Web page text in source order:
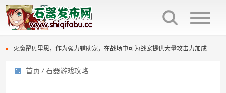
石器时代觉醒制作人来信：感谢全体石灰并肩同行
火魔翟贝里恩，作为强力辅助宠，在战场中可为战宠提供大量攻击力加成
《石器时代：觉醒》团队联合公安对非法私服进行强力打击
石器时代觉醒制作人来信：感谢全体石灰并肩同行
首页 / 石器游戏攻略